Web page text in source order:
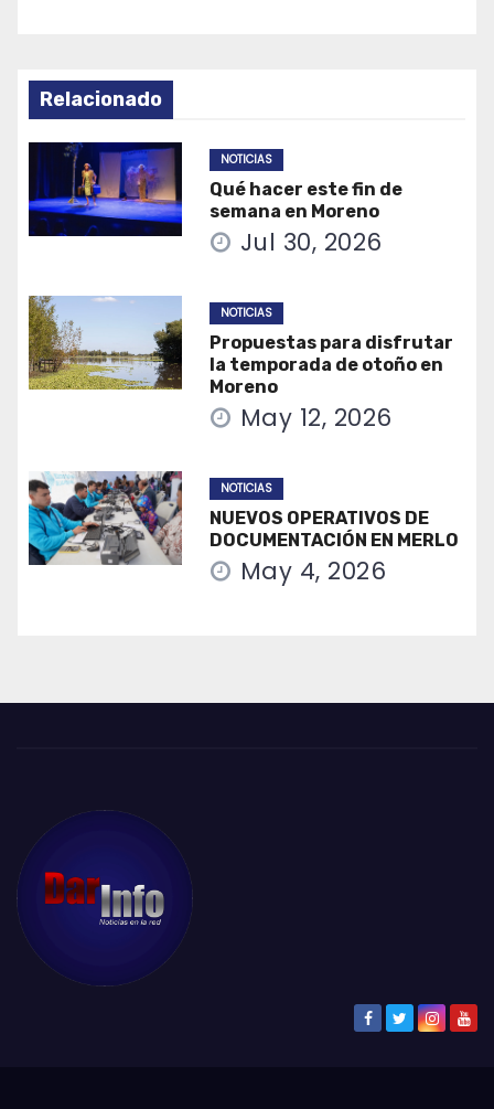
Relacionado
NOTICIAS
Qué hacer este fin de
semana en Moreno
Jul 30, 2026
NOTICIAS
Propuestas para disfrutar
la temporada de otoño en
Moreno
May 12, 2026
NOTICIAS
NUEVOS OPERATIVOS DE
DOCUMENTACIÓN EN MERLO
May 4, 2026